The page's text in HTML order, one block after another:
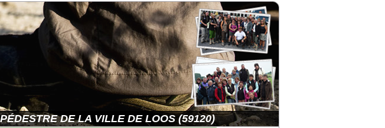
DE LA VILLE DE LOOS (59120)